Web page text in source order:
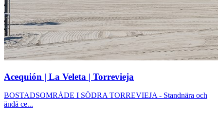
Acequión | La Veleta | Torrevieja
BOSTADSOMRÅDE I SÖDRA TORREVIEJA - Standnära och
ändå ce...